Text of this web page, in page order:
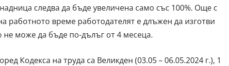
следва да бъде увеличена само със 100%. Още с
работното време работодателят е длъжен да изготви
може да бъде по-дълъг от 4 месеца.
Кодекса на труда са Великден (03.05 – 06.05.2024 г.), 1